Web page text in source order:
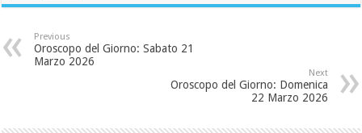
Previous
Oroscopo del Giorno: Sabato 21
Marzo 2026
Next
Oroscopo del Giorno: Domenica
22 Marzo 2026